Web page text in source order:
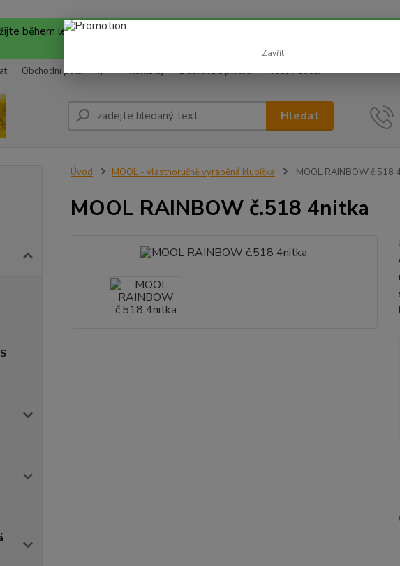
během letních prázdnin náš email info@i-prize.cz. Děkujeme. !!! POZOR ZMĚNA
Obchodní podmínky Kontakty Doprava a platba Vrácení zboží
Hledat
Úvod MOOL - vlastnoručně vyráběná klubíčka MOOL RAINBOW č.518
MOOL RAINBOW č.518 4nitka
Zavřít